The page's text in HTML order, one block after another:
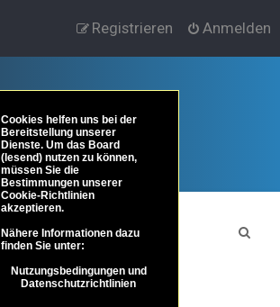
Anmelden
Registrieren
Portal Foren-Übersicht
Cookies helfen uns bei der
Bereitstellung unserer
Dienste. Um das Board
(lesend) nutzen zu können,
müssen Sie die
Bestimmungen unserer
Cookie-Richtlinien
akzeptieren.
Nähere Informationen dazu
finden Sie unter:
Nutzungsbedingungen und
Datenschutzrichtlinien